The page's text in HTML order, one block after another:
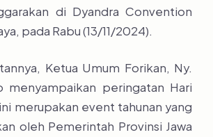
di Dyandra Convention
pada Rabu (13/11/2024).
Ketua Umum Forikan, Ny.
menyampaikan peringatan Hari
merupakan event tahunan yang
oleh Pemerintah Provinsi Jawa